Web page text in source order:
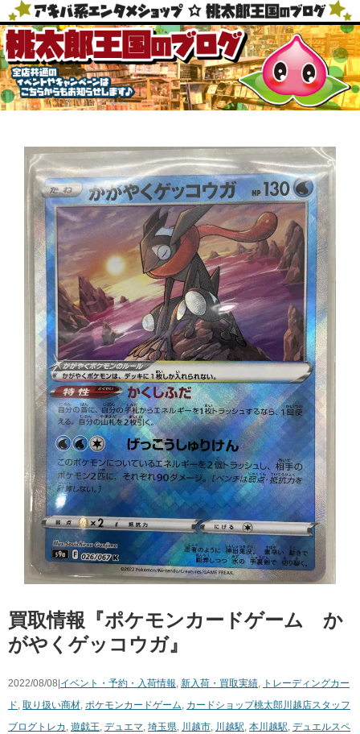
買取情報『ポケモンカードゲーム か
がやくゲッコウガ』
2022/08/08| イベント・予約・入荷情報, 新入荷・買取実績, トレーディングカー
ド, 取り扱い商材, ポケモンカードゲーム, カードショップ桃太郎川越店スタッフ
ブログ トレカ , 遊戯王, デュエマ, 埼玉県, 川越市, 川越駅, 本川越駅, デュエルスペ